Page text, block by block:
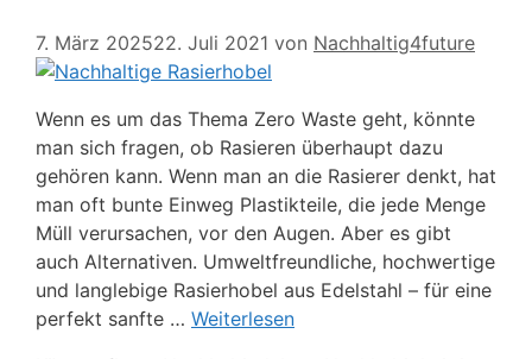
7. März 202522. Juli 2021 von Nachhaltig4future
Wenn es um das Thema Zero Waste geht, könnte
man sich fragen, ob Rasieren überhaupt dazu
gehören kann. Wenn man an die Rasierer denkt, hat
man oft bunte Einweg Plastikteile, die jede Menge
Müll verursachen, vor den Augen. Aber es gibt
auch Alternativen. Umweltfreundliche, hochwertige
und langlebige Rasierhobel aus Edelstahl – für eine
perfekt sanfte … Weiterlesen